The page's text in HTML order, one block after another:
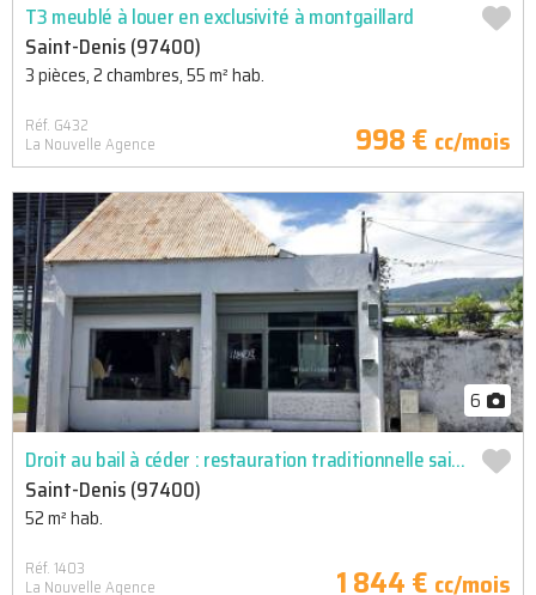
T3 meublé à louer en exclusivité à montgaillard
Saint-Denis (97400)
3 pièces, 2 chambres, 55 m² hab.
Réf. G432
La Nouvelle Agence 998 € cc/mois
6
Droit au bail à céder : restauration traditionnelle saint denis centre
Saint-Denis (97400)
52 m² hab.
Réf. 1403
La Nouvelle Agence 1 844 € cc/mois